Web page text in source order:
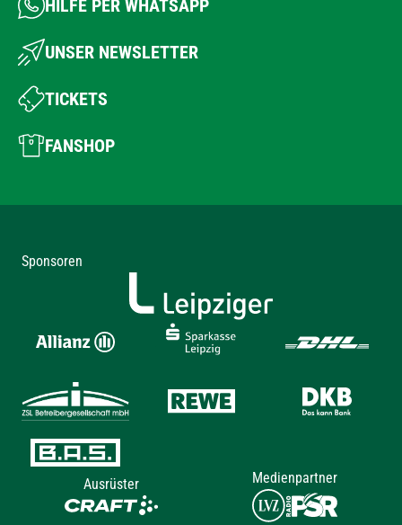
HILFE PER WHATSAPP
UNSER NEWSLETTER
TICKETS
FANSHOP
Sponsoren
Ausrüster Medienpartner